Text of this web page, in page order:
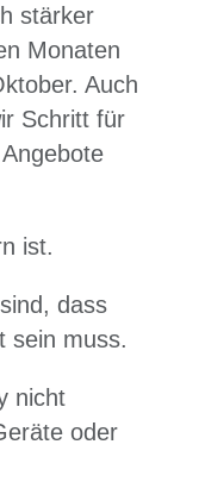
stärker
Monaten
Auch
Schritt für
ist.
dass
sein muss.
nicht
oder